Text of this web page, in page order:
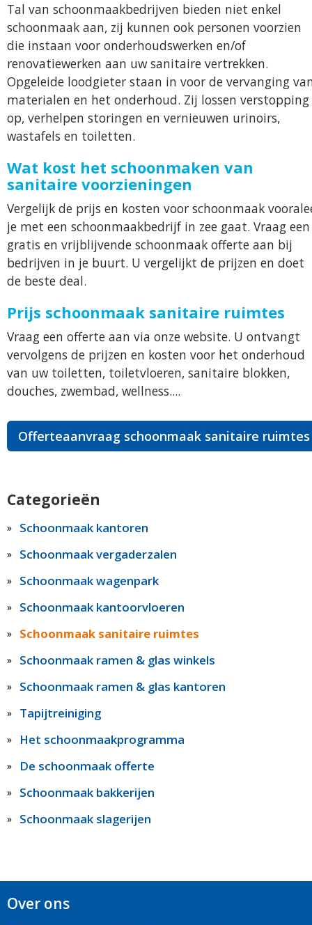
Tal van schoonmaakbedrijven bieden niet enkel
schoonmaak aan, zij kunnen ook personen voorzien
die instaan voor onderhoudswerken en/of
renovatiewerken aan uw sanitaire vertrekken.
Opgeleide loodgieter staan in voor de vervanging
materialen en het onderhoud. Zij lossen verstopping
op, verhelpen storingen en vernieuwen urinoirs,
wastafels en toiletten.
Wat kost het schoonmaken van
sanitaire voorzieningen
Vergelijk de prijs en kosten voor schoonmaak
je met een schoonmaakbedrijf in zee gaat. Vraag een
gratis en vrijblijvende schoonmaak offerte aan bij
bedrijven in je buurt. U vergelijkt de prijzen en doet
de beste deal.
Prijs schoonmaak sanitaire ruimtes
Vraag een offerte aan via onze website. U ontvangt
vervolgens de prijzen en kosten voor het onderhoud
van uw toiletten, toiletvloeren, sanitaire blokken,
douches, zwembad, wellness....
Offerteaanvraag schoonmaak sanitaire ruimtes
Categorieën
Schoonmaak kantoren
Schoonmaak vergaderzalen
Schoonmaak wagenpark
Schoonmaak kantoorvloeren
Schoonmaak sanitaire ruimtes
Schoonmaak ramen & glas winkels
Schoonmaak ramen & glas kantoren
Tapijtreiniging
Het schoonmaakprogramma
De schoonmaak offerte
Schoonmaak bakkerijen
Schoonmaak slagerijen
Over ons